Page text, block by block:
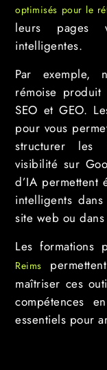
optimisés pour le
leurs pages
intelligentes.
Par exemple,
rémoise produit
SEO et GEO.
pour vous
structurer les
visibilité sur
d’IA permettent
intelligents
site web ou
Les formations
Reims
maîtriser ces
compétences
essentiels pour